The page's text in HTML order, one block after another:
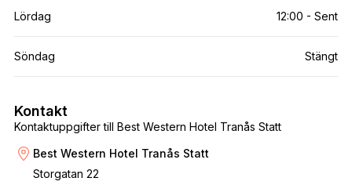
Lördag 12:00 - Sent
Söndag Stängt
Kontaktuppgifter till Best Western Hotel Tranås Statt
Kontakt
Best Western Hotel Tranås Statt
Storgatan 22